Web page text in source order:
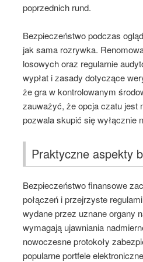
poprzednich rund.
Bezpieczeństwo podczas
jak sama rozrywka.
losowych oraz regularnie
wypłat i zasady dotyczące
że gra w kontrolowanym
zauważyć, że opcja czatu jest
pozwala skupić się wyłącznie
Praktyczne aspekty
Bezpieczeństwo finansowe
połączeń i przejrzyste
wydane przez uznane organy
wymagają ujawniania
nowoczesne protokoły
popularne portfele